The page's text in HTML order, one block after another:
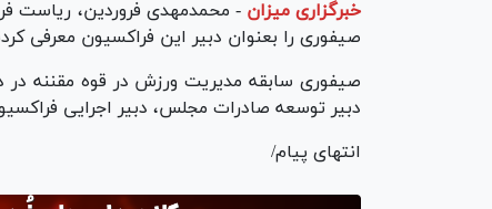
خبرگزاری میزان - محمدمهدی فروردین، ریاست
صیفوری را بعنوان دبیر این فراکسیون معرفی
صیفوری سابقه مدیریت ورزش در قوه مقننه در
دبیر توسعه صادرات مجلس، دبیر اجرایی
انتهای پیام/